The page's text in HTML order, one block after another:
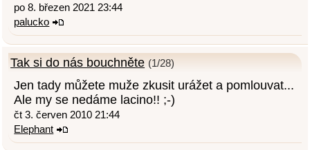
po 8. březen 2021 23:44
palucko
Tak si do nás bouchněte (1/28)
Jen tady můžete muže zkusit urážet a pomlouvat...
Ale my se nedáme lacino!! ;-)
čt 3. červen 2010 21:44
Elephant